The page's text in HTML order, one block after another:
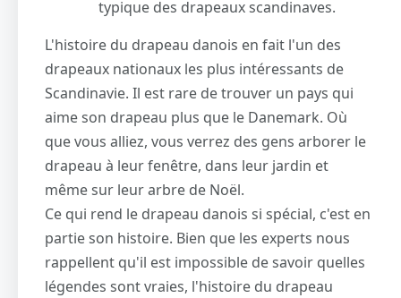
typique des drapeaux scandinaves.
L'histoire du drapeau danois en fait l'un des
drapeaux nationaux les plus intéressants de
Scandinavie. Il est rare de trouver un pays qui
aime son drapeau plus que le Danemark. Où
que vous alliez, vous verrez des gens arborer le
drapeau à leur fenêtre, dans leur jardin et
même sur leur arbre de Noël.
Ce qui rend le drapeau danois si spécial, c'est en
partie son histoire. Bien que les experts nous
rappellent qu'il est impossible de savoir quelles
légendes sont vraies, l'histoire du drapeau